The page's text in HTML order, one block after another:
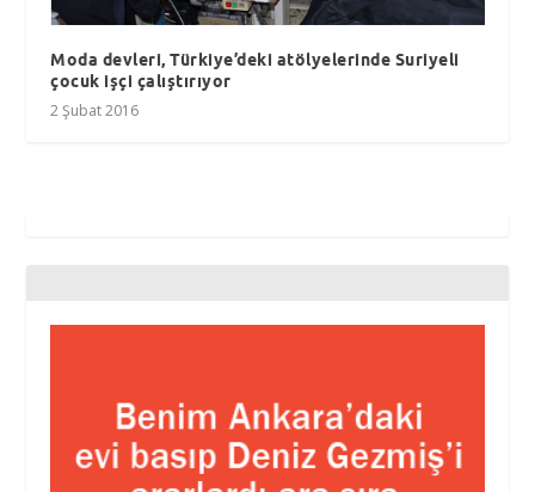
Moda devleri, Türkiye’deki atölyelerinde Suriyeli
çocuk işçi çalıştırıyor
2 Şubat 2016